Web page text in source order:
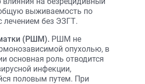
выживаемость по
лечением без ЭЗГТ.
(РШМ). РШМ не
опухолью, в
основная роль отводится
инфекции,
половым путем. При